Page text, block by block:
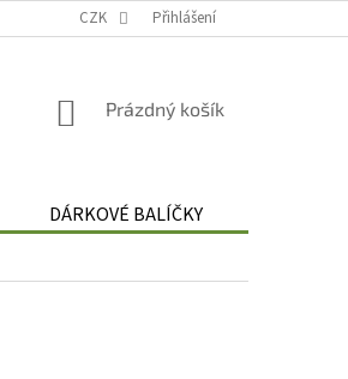
Odstoupení od smlouvy
CZK Přihlášení
NÁKUPNÍ
Prázdný košík
DÁRKOVÉ BALÍČKY